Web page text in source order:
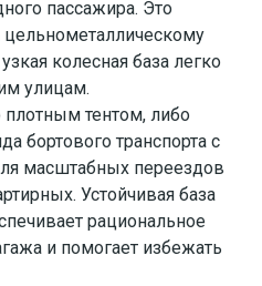
пассажира. Это
цельнометаллическому
колесная база легко
улицам.
тентом, либо
бортового транспорта с
масштабных переездов
Устойчивая база
рациональное
и помогает избежать